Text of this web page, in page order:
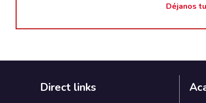
Déjanos
Direct links